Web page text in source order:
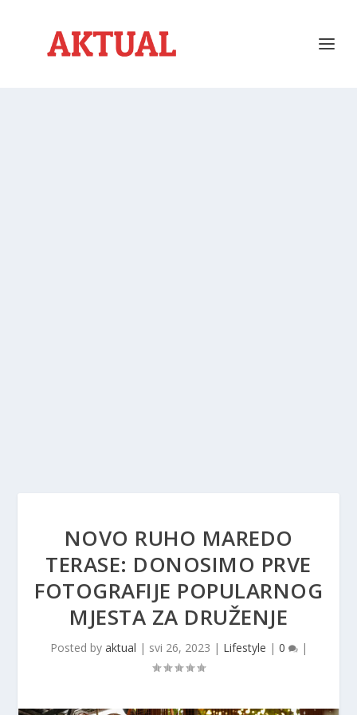
NOVO RUHO MAREDO
TERASE: DONOSIMO PRVE
FOTOGRAFIJE POPULARNOG
MJESTA ZA DRUŽENJE
Posted by aktual | svi 26, 2023 | Lifestyle | 0 |